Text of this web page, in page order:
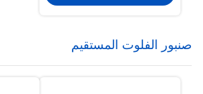
صنبور الفلوت المستقيم